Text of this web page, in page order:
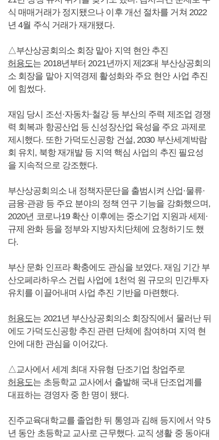
식 매매거래가 정지됐으나 이후 개선 절차를 거쳐 2022
년 4월 주식 거래가 재개됐다.
△부산상공회의소 회장 맡아 지역 현안 추진
허용도는 2018년부터 2021년까지 제23대 부산상공회의
소 회장을 맡아 지역경제 활성화와 주요 현안 사업 추진
에 힘썼다.
재임 당시 조선·자동차·철강 등 부산의 주력 제조업 경쟁
력 회복과 항공산업 등 신성장산업 육성을 주요 과제로
제시했다. 또한 가덕도신공항 건설, 2030 부산세계박람
회 유치, 북항 재개발 등 지역 핵심 사업의 추진 필요성
을 지속적으로 강조했다.
부산상공회의소 내 정책자문단을 출범시켜 산업·물류·
금융·관광 등 주요 분야의 정책 연구 기능을 강화했으며,
2020년 코로나19 확산 이후에는 중소기업 지원과 세제·
규제 완화 등을 정부와 지방자치단체에 요청하기도 했
다.
부산 문화 인프라 확충에도 관심을 보였다. 재임 기간 부
산오페라하우스 건립 사업에 1천억 원 규모의 민간투자
유치를 이끌어내며 사업 추진 기반을 마련했다.
허용도는 2021년 부산상공회의소 회장직에서 물러난 뒤
에도 가덕도신공항 추진 관련 단체에 참여하며 지역 현
안에 대한 관심을 이어갔다.
△교사에서 세계 최대 자유형 단조기업 창업주로
허용도는 초등학교 교사에서 출발해 국내 단조업계를
대표하는 경영자 중 한 명이 됐다.
진주교육대학교를 졸업한 뒤 통영과 김해 등지에서 약 5
년 동안 초등학교 교사로 근무했다. 교직 생활 중 동아대